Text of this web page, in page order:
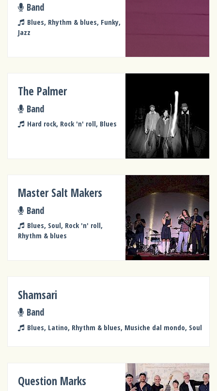
Band
Blues, Rhythm & blues, Funky,
Jazz
The Palmer
Band
Hard rock, Rock 'n' roll, Blues
Master Salt Makers
Band
Blues, Soul, Rock 'n' roll,
Rhythm & blues
Shamsari
Band
Blues, Latino, Rhythm & blues, Musiche dal mondo, Soul
Question Marks